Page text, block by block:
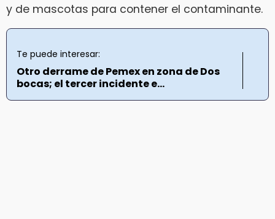
y de mascotas para contener el contaminante.
Te puede interesar:
Otro derrame de Pemex en zona de Dos
bocas; el tercer incidente e...